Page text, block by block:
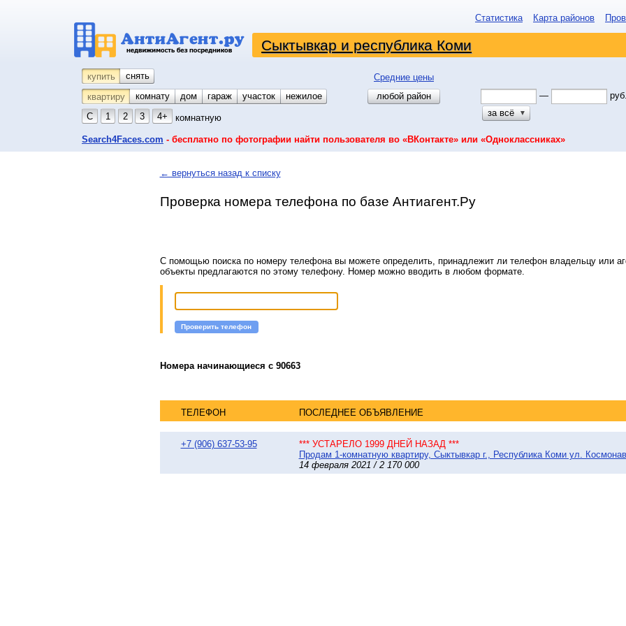
Статистика Карта районов
Сыктывкар и республика Коми
купить снять
Средние цены
квартиру
комнату койко-место
дом гараж участок
нежилое
С
1 2 3 4+ комнатную
любой район —
руб.
за всё
▼
Search4Faces.com - бесплатно по фотографии найти пользователя во «ВКонтакте» или «Одноклассниках»
← вернуться назад к списку
Проверка номера телефона по базе Антиагент.Ру
С помощью поиска по номеру телефона вы можете определить, принадлежит ли телефон владельцу или
объекты предлагаются по этому телефону. Номер можно вводить в любом формате.
Проверить телефон
Номера начинающиеся с 90663
ТЕЛЕФОН ПОСЛЕДНЕЕ ОБЪЯВЛЕНИЕ
+7 (906) 637-53-95
*** УСТАРЕЛО 1999 ДНЕЙ НАЗАД ***
Продам 1-комнатную квартиру, Сыктывкар г., Республика Коми ул.
14 февраля 2021 / 2 170 000